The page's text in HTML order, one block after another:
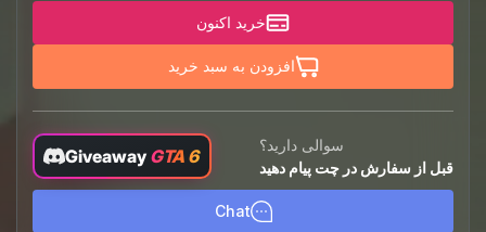
خرید اکنون
افزودن به سبد خرید
سوالی دارید؟
قبل از سفارش در چت پیام دهید
GTA 6
Chat